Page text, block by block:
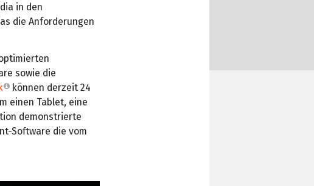
in den
die Anforderungen
sowie die
können derzeit 24
einen Tablet, eine
demonstrierte
Software die vom